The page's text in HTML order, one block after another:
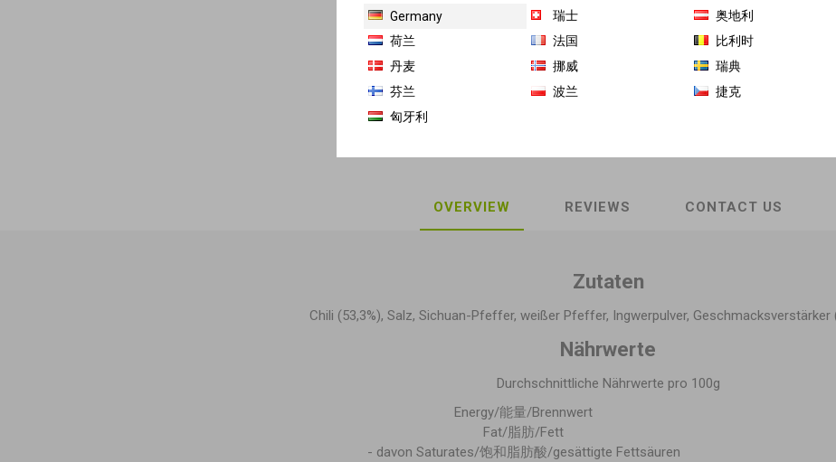
商品库存单位（SKU）: GH-TW-15997-1
OVERVIEW REVIEWS CONTACT US
Zutaten
Chili (53,3%), Salz, Sichuan-Pfeffer, weißer Pfeffer, Ingwerpulver, Geschmacksverstärker
Nährwerte
Durchschnittliche Nährwerte pro 100g
Energy/能量/Brennwert
Fat/脂肪/Fett
- davon Saturates/饱和脂肪酸/gesättigte Fettsäuren
Germany 瑞士
奥地利
荷兰
法国
比利时
丹麦
挪威
瑞典
芬兰
波兰
捷克
匈牙利